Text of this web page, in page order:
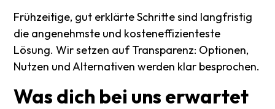
Frühzeitige, gut erklärte Schritte sind langfristig
die angenehmste und kosteneffizienteste
Lösung. Wir setzen auf Transparenz: Optionen,
Nutzen und Alternativen werden klar besprochen.
Was dich bei uns erwartet